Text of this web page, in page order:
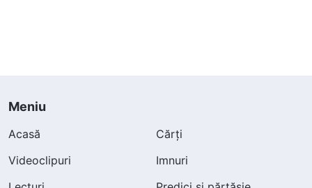
Meniu
Acasă
Cărți
Videoclipuri
Imnuri